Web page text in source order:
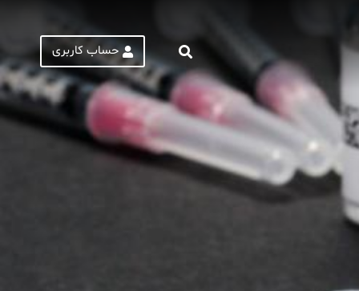
حساب کاربری